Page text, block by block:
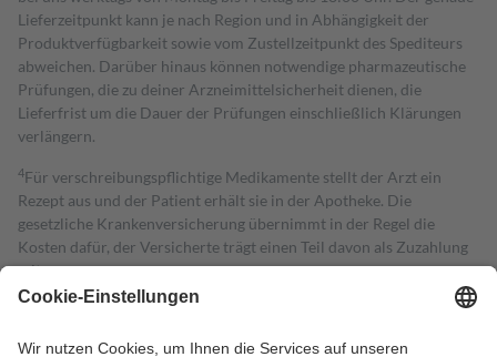
Lieferzeitpunkt kann je nach Region und in Abhängigkeit der
Produktverfügbarkeit sowie vom Zustellzeitpunkt des Spediteurs
abweichen. Darüber hinaus können notwendige pharmazeutische
Prüfungen, die zu deiner Arzneimittelsicherheit dienen, die
Lieferfrist um die Dauer der Prüfungen einschließlich Klärungen
verlängern.
4Für verschreibungspflichtige Medikamente stellt der Arzt ein
Rezept aus und der Patient erhält sie in der Apotheke. Die
gesetzliche Krankenversicherung übernimmt in der Regel die
Kosten dafür, der Versicherte trägt einen Teil davon als Zuzahlung
mit.
Grundsätzlich leisten Mitglieder Zuzahlungen in Höhe von zehn
höchstens zehn Euro.
Es sind jedoch nie mehr als die tatsächlichen